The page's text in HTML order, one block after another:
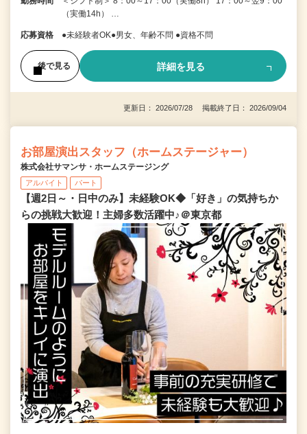
（実働14h） …
応募資格 ●未経験者OK●男女、年齢不問 ●資格不問
後で見る 詳細を見る
更新日： 2026/07/28 掲載終了日： 2026/09/04
お部屋演出スタッフ（ホームステージャー）
株式会社サマンサ・ホームステージング
アルバイト パート
【週2日～・日中のみ】未経験OK◆「好き」の気持ちか
らの挑戦大歓迎！主婦多数活躍中♪＠東京都